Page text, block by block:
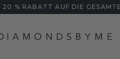
20 % RABATT AUF DIE